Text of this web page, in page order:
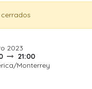
2023
21:00
Monterrey